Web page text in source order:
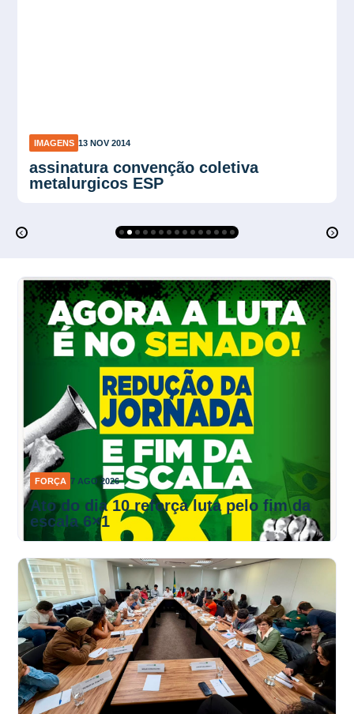
IMAGENS 1 SET 2014
3ª edição da Festa do Trabalhador
Hoteleiro de Ribeirão Preto
FORÇA 7 AGO 2026
Ato do dia 10 reforça luta pelo fim da
escala 6×1